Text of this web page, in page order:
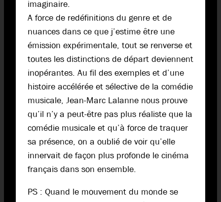
imaginaire.
A force de redéfinitions du genre et de
nuances dans ce que j’estime être une
émission expérimentale, tout se renverse et
toutes les distinctions de départ deviennent
inopérantes. Au fil des exemples et d’une
histoire accélérée et sélective de la comédie
musicale, Jean-Marc Lalanne nous prouve
qu’il n’y a peut-être pas plus réaliste que la
comédie musicale et qu’à force de traquer
sa présence, on a oublié de voir qu’elle
innervait de façon plus profonde le cinéma
français dans son ensemble.
PS : Quand le mouvement du monde se